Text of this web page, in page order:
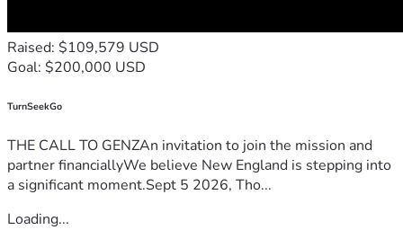
Raised: $109,579 USD
Goal: $200,000 USD
TurnSeekGo
THE CALL TO GENZAn invitation to join the mission and
partner financiallyWe believe New England is stepping into
a significant moment.Sept 5 2026, Tho...
Loading...